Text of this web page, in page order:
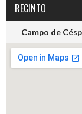
RECINTO
Campo de